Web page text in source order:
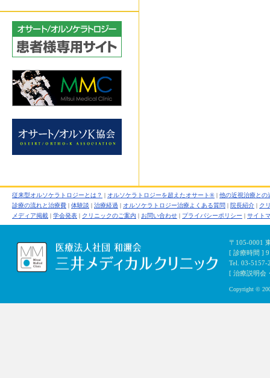
従来型オルソケラトロジーとは？ | オルソケラトロジーを超えたオサート® | 他の近視治療との
診療の流れと治療費 | 体験談 | 治療経過 | オルソケラトロジー治療よくある質問 | 院長紹介 | ク
メディア掲載 | 学会発表 | クリニックのご案内 | お問い合わせ | プライバシーポリシー | サイト
〒105-0001
[ 診療時間 ]
Tel. 03-5157-
[ 治療説明会
Copyright ©